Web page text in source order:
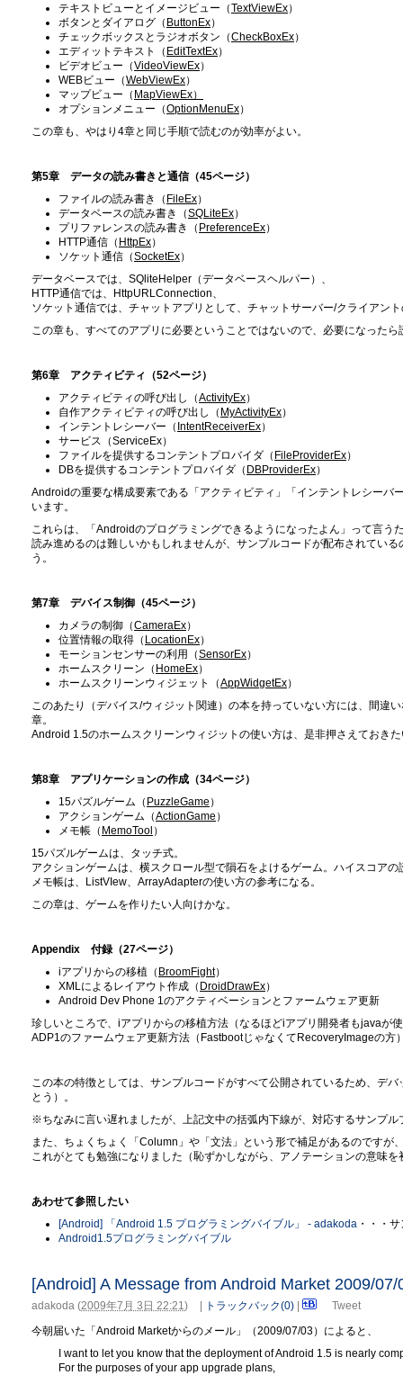
テキストビューとイメージビュー（TextViewEx）
ボタンとダイアログ（ ButtonEx）
チェックボックスとラジオボタン（CheckBoxEx）
エディットテキスト（ EditTextEx）
ビデオビュー（VideoViewEx）
WEBビュー（WebViewEx）
マップビュー（ MapViewEx）
オプションメニュー（OptionMenuEx）
この章も、やはり4章と同じ手順で読むのが効率がよい。
第5章 データの読み書きと通信（45ページ）
ファイルの読み書き（ FileEx）
データベースの読み書き（SQLiteEx）
プリファレンスの読み書き（ PreferenceEx）
HTTP通信（ HttpEx）
ソケット通信（SocketEx）
データベースでは、SQliteHelper（データベースヘルパー）、
HTTP通信では、HttpURLConnection、
ソケット通信では、チャットアプリとして、チャットサーバー/クライアン
この章も、すべてのアプリに必要ということではないので、必要になった
第6章 アクティビティ（52ページ）
アクティビティの呼び出し（ActivityEx）
自作アクティビティの呼び出し（ MyActivityEx）
インテントレシーバー（ IntentReceiverEx）
サービス（ServiceEx）
ファイルを提供するコンテントプロバイダ（ FileProviderEx）
DBを提供するコンテントプロバイダ（ DBProviderEx）
Androidの重要な構成要素である「アクティビティ」「インテントレシーバ
います。
これらは、「Androidのプログラミングできるようになったよん」って言う
読み進めるのは難しいかもしれませんが、サンプルコードが配布されてい
う。
第7章 デバイス制御（45ページ）
カメラの制御（CameraEx）
位置情報の取得（ LocationEx）
モーションセンサーの利用（SensorEx）
ホームスクリーン（ HomeEx）
ホームスクリーンウィジェット（AppWidgetEx）
このあたり（デバイス/ウィジット関連）の本を持っていない方には、間違
章。
Android 1.5のホームスクリーンウィジットの使い方は、是非押さえておき
第8章 アプリケーションの作成（34ページ）
15パズルゲーム（ PuzzleGame ）
アクションゲーム（ActionGame ）
メモ帳（ MemoTool ）
15パズルゲームは、タッチ式。
アクションゲームは、横スクロール型で隕石をよけるゲーム。ハイスコア
メモ帳は、ListVIew、ArrayAdapterの使い方の参考になる。
この章は、ゲームを作りたい人向けかな。
Appendix 付録（27ページ）
iアプリからの移植（ BroomFight）
XMLによるレイアウト作成（ DroidDrawEx）
Android Dev Phone 1のアクティベーションとファームウェア更新
珍しいところで、iアプリからの移植方法（なるほどiアプリ開発者もjavaが
ADP1のファームウェア更新方法（FastbootじゃなくてRecoveryImageの方
この本の特徴としては、サンプルコードがすべて公開されているため、デ
とう）。
※ちなみに言い遅れましたが、上記文中の括弧内下線が、対応するサンプル
また、ちょくちょく「Column」や「文法」という形で補足があるのですが
これがとても勉強になりました（恥ずかしながら、アノテーションの意味
あわせて参照したい
[Android] 「Android 1.5 プログラミングバイブル」 - adakoda ・・・
Android1.5プログラミングバイブル
[Android] A Message from Android Market 2009/07/
adakoda (2009年7月 3日 22:21) トラックバック(0)
Tweet
今朝届いた「Android Marketからのメール」（2009/07/03）によると、
I want to let you know that the deployment of Android 1.5 is nearly
For the purposes of your app upgrade plans,